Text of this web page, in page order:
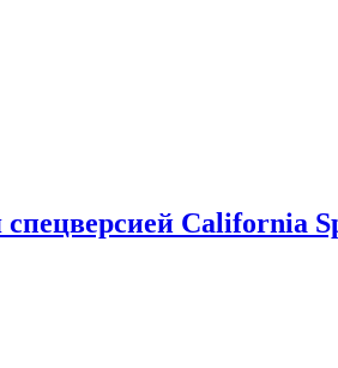
California